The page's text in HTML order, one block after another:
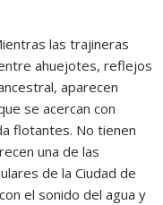
las trajineras
ahuejotes, reflejos
aparecen
se acercan con
flotantes. No tienen
una de las
de la Ciudad de
el sonido del agua y